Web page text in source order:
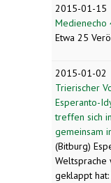
2015-01-15
Medienecho
Etwa 25
2015-01-02
Trierischer
Esperanto-
treffen sich
gemeinsam
(Bitburg)
Weltsprache
geklappt